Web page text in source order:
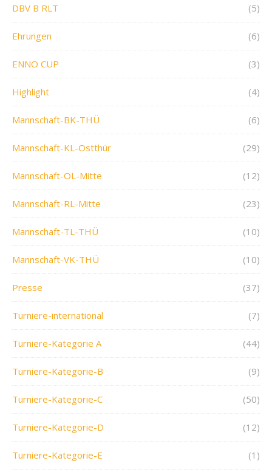
DBV B RLT (5)
Ehrungen (6)
ENNO CUP (3)
Highlight (4)
Mannschaft-BK-THÜ (6)
Mannschaft-KL-Ostthür (29)
Mannschaft-OL-Mitte (12)
Mannschaft-RL-Mitte (23)
Mannschaft-TL-THÜ (10)
Mannschaft-VK-THÜ (10)
Presse (37)
Turniere-international (7)
Turniere-Kategorie A (44)
Turniere-Kategorie-B (9)
Turniere-Kategorie-C (50)
Turniere-Kategorie-D (12)
Turniere-Kategorie-E (1)